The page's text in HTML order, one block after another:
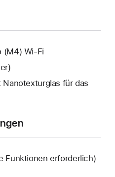
(M4) Wi‑Fi
für das
Funktionen erforderlich)